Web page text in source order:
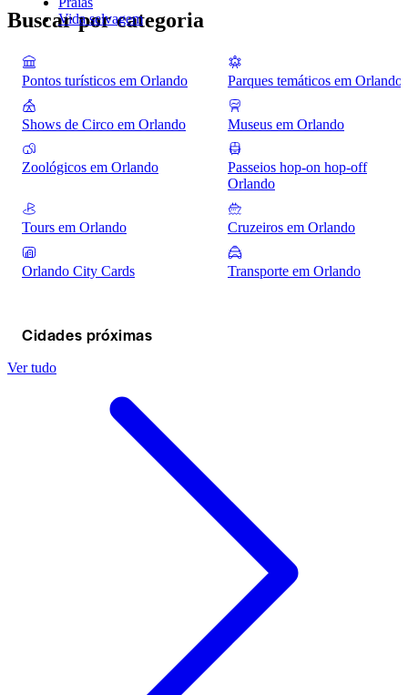
Vida selvagem
Buscar por categoria
Pontos turísticos em Orlando Parques temáticos em Orlando
Shows de Circo em Orlando Museus em Orlando
Zoológicos em Orlando
Passeios hop-on hop-off
Orlando
Tours em Orlando Cruzeiros em Orlando
Orlando City Cards Transporte em Orlando
Cidades próximas
Ver tudo